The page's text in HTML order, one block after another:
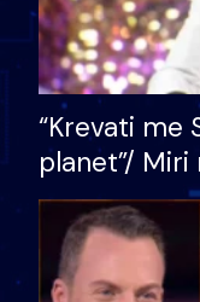
“Krevati me
planet”/
bukura në
mungojë